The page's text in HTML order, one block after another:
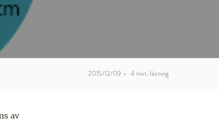
2015/12/09 • 4 min. läsning
av